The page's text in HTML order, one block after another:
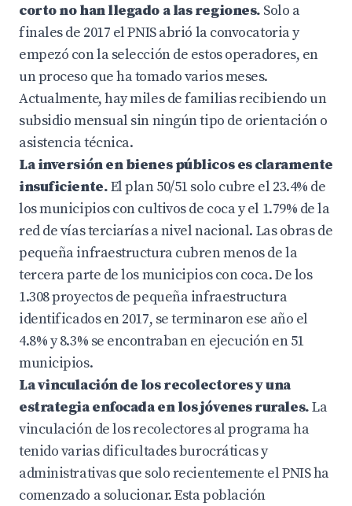
corto no han llegado a las regiones. Solo a
finales de 2017 el PNIS abrió la convocatoria y
empezó con la selección de estos operadores, en
un proceso que ha tomado varios meses.
Actualmente, hay miles de familias recibiendo un
subsidio mensual sin ningún tipo de orientación o
asistencia técnica.
La inversión en bienes públicos es claramente
insuficiente.El plan 50/51 solo cubre el 23.4% de
los municipios con cultivos de coca y el 1.79% de la
red de vías terciarías a nivel nacional. Las obras de
pequeña infraestructura cubren menos de la
tercera parte de los municipios con coca. De los
1.308 proyectos de pequeña infraestructura
identificados en 2017, se terminaron ese año el
4.8% y 8.3% se encontraban en ejecución en 51
municipios.
La vinculación de los recolectores y una
estrategia enfocada en los jóvenes rurales.La
vinculación de los recolectores al programa ha
tenido varias dificultades burocráticas y
administrativas que solo recientemente el PNIS ha
comenzado a solucionar. Esta población